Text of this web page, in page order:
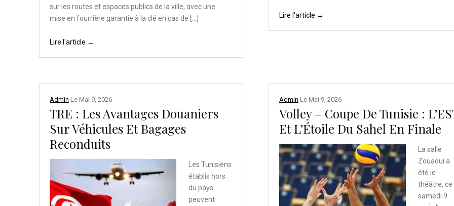
sur les routes et espaces publics de la ville, avec une
mise en fourrière garantie à la clé en cas de […]
Lire l'article →
Lire l'article →
Admin Le Mai 9, 2026
TRE : Les Avantages Douaniers
Sur Véhicules Et Bagages
Reconduits
Les Tunisiens
établis hors
du pays
peuvent
Admin Le Mai 9, 2026
Volley – Coupe De Tunisie :
Et L’Étoile Du Sahel En Finale
La salle
Zouaoui a
été le
théâtre, ce
samedi 9